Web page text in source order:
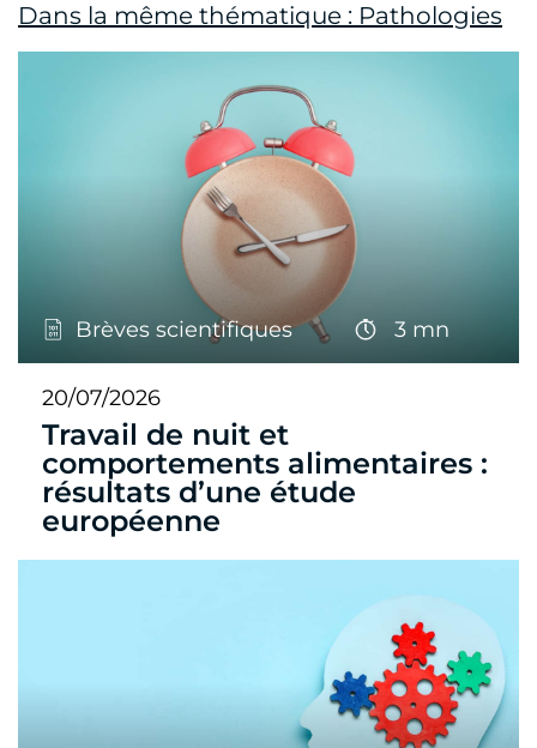
Dans la même thématique : Pathologies
Brèves scientifiques 3 mn
20/07/2026
Travail de nuit et
comportements alimentaires :
résultats d’une étude
européenne